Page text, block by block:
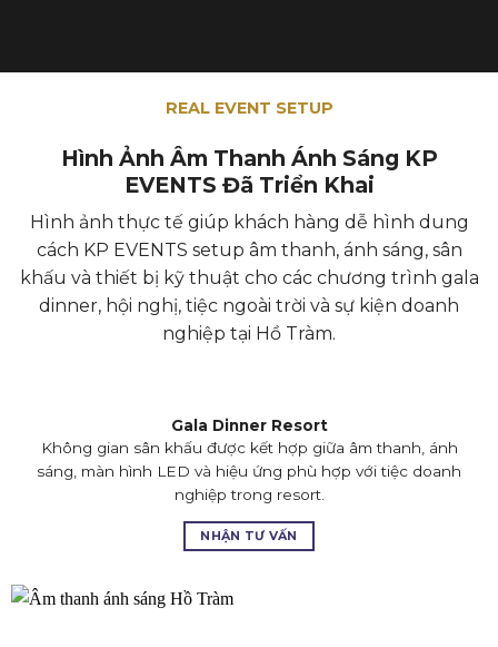
REAL EVENT SETUP
Hình Ảnh Âm Thanh Ánh Sáng KP
EVENTS Đã Triển Khai
Hình ảnh thực tế giúp khách hàng dễ hình dung
cách KP EVENTS setup âm thanh, ánh sáng, sân
khấu và thiết bị kỹ thuật cho các chương trình gala
dinner, hội nghị, tiệc ngoài trời và sự kiện doanh
nghiệp tại Hồ Tràm.
Gala Dinner Resort
Không gian sân khấu được kết hợp giữa âm thanh, ánh
sáng, màn hình LED và hiệu ứng phù hợp với tiệc doanh
nghiệp trong resort.
NHẬN TƯ VẤN